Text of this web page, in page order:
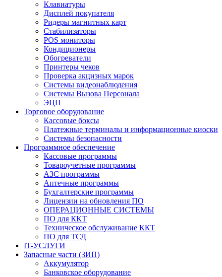
Клавиатуры
Дисплей покупателя
Ридеры магнитных карт
Стабилизаторы
POS мониторы
Кондиционеры
Обогреватели
Принтеры чеков
Проверка акцизных марок
Системы видеонаблюдения
Системы Вызова Персонала
ЭЦП
Торговое оборудование
Кассовые боксы
Платежные терминалы и информационные киоски
Системы безопасности
Программное обеспечение
Кассовые программы
Товароучетные программы
АЗС программы
Аптечные программы
Бухгалтерские программы
Лицензии на обновления ПО
ОПЕРАЦИОННЫЕ СИСТЕМЫ
ПО для ККТ
Техническое обслуживание ККТ
ПО для ТСД
IT-УСЛУГИ
Запасные части (ЗИП)
Аккумулятор
Банковское оборудование